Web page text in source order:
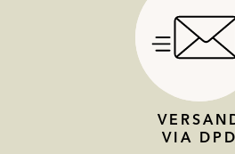
VIA DPD